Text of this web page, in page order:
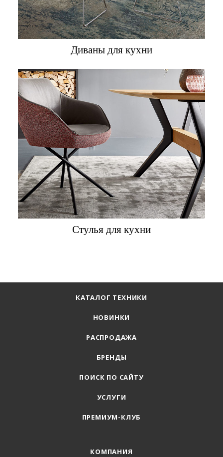
Диваны для кухни
Стулья для кухни
КАТАЛОГ ТЕХНИКИ
НОВИНКИ
РАСПРОДАЖА
БРЕНДЫ
ПОИСК ПО САЙТУ
УСЛУГИ
ПРЕМИУМ-КЛУБ
КОМПАНИЯ